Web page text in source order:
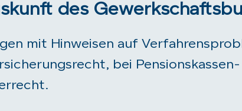
des
mit Hinweisen auf
bei